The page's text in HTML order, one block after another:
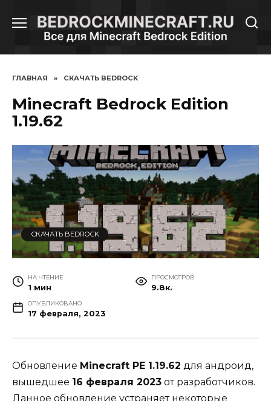
содержанию
ГЛАВНАЯ » СКАЧАТЬ BEDROCK
Minecraft Bedrock Edition
1.19.62
СКАЧАТЬ BEDROCK
НА ЧТЕНИЕ
1 мин
ПРОСМОТРОВ
9.8к.
ОПУБЛИКОВАНО
17 февраля, 2023
Обновление Minecraft PE 1.19.62 для андроид,
вышедшее 16 февраля 2023 от разработчиков.
Данное обновление устраняет некоторые